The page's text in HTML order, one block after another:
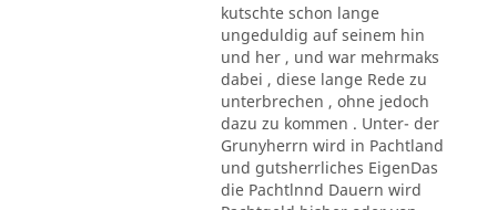
kutschte schon lange
ungeduldig auf seinem hin
und her , und war mehrmaks
dabei , diese lange Rede zu
unterbrechen , ohne jedoch
dazu zu kommen . Unter- der
Grunyherrn wird in Pachtland
und gutsherrliches EigenDas
die Pachtlnnd Dauern wird